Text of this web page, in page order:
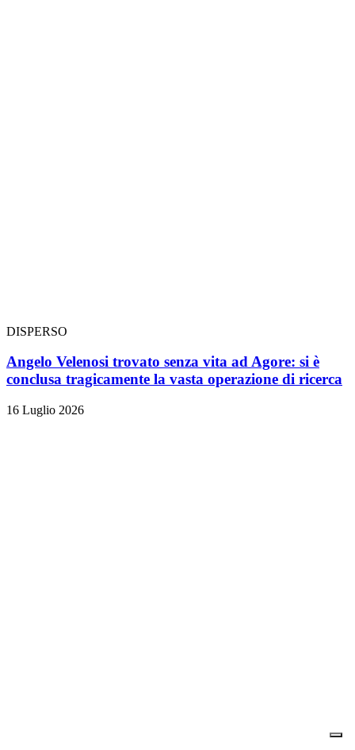
DISPERSO
Angelo Velenosi trovato senza vita ad Agore: si è
conclusa tragicamente la vasta operazione di ricerca
16 Luglio 2026